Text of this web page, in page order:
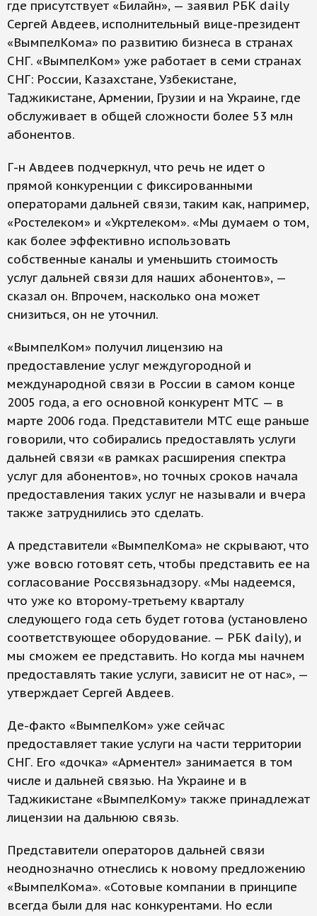
где присутствует «Билайн», — заявил РБК daily
Сергей Авдеев, исполнительный вице-президент
«ВымпелКома» по развитию бизнеса в странах
СНГ. «ВымпелКом» уже работает в семи странах
СНГ: России, Казахстане, Узбекистане,
Таджикистане, Армении, Грузии и на Украине, где
обслуживает в общей сложности более 53 млн
абонентов.
Г-н Авдеев подчеркнул, что речь не идет о
прямой конкуренции с фиксированными
операторами дальней связи, таким как, например,
«Ростелеком» и «Укртелеком». «Мы думаем о том,
как более эффективно использовать
собственные каналы и уменьшить стоимость
услуг дальней связи для наших абонентов», —
сказал он. Впрочем, насколько она может
снизиться, он не уточнил.
«ВымпелКом» получил лицензию на
предоставление услуг междугородной и
международной связи в России в самом конце
2005 года, а его основной конкурент МТС — в
марте 2006 года. Представители МТС еще раньше
говорили, что собирались предоставлять услуги
дальней связи «в рамках расширения спектра
услуг для абонентов», но точных сроков начала
предоставления таких услуг не называли и вчера
также затруднились это сделать.
А представители «ВымпелКома» не скрывают, что
уже вовсю готовят сеть, чтобы представить ее на
согласование Россвязьнадзору. «Мы надеемся,
что уже ко второму-третьему кварталу
следующего года сеть будет готова (установлено
соответствующее оборудование. — РБК daily), и
мы сможем ее представить. Но когда мы начнем
предоставлять такие услуги, зависит не от нас», —
утверждает Сергей Авдеев.
Де-факто «ВымпелКом» уже сейчас
предоставляет такие услуги на части территории
СНГ. Его «дочка» «Арментел» занимается в том
числе и дальней связью. На Украине и в
Таджикистане «ВымпелКому» также принадлежат
лицензии на дальнюю связь.
Представители операторов дальней связи
неоднозначно отнеслись к новому предложению
«ВымпелКома». «Сотовые компании в принципе
всегда были для нас конкурентами. Но если